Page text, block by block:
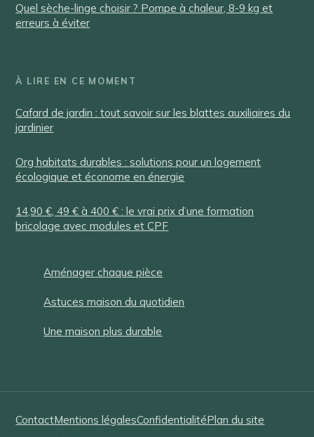
Quel sèche-linge choisir ? Pompe à chaleur, 8-9 kg et
erreurs à éviter
À LIRE EN CE MOMENT
Cafard de jardin : tout savoir sur les blattes auxiliaires du
jardinier
Org habitats durables : solutions pour un logement
écologique et économe en énergie
14,90 €, 49 € à 400 € : le vrai prix d’une formation
bricolage avec modules et CPF
Aménager chaque pièce
Astuces maison du quotidien
Une maison plus durable
ContactMentions légalesConfidentialitéPlan du site